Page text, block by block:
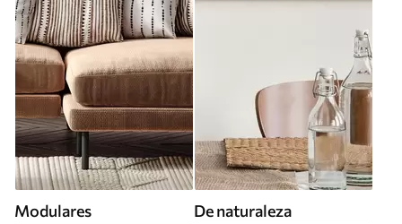
Modulares De naturaleza